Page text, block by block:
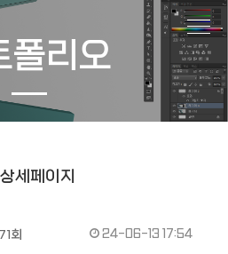
폴리오
세페이지
회 24-06-13 17:54